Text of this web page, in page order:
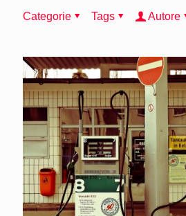
Categorie Tags Autore